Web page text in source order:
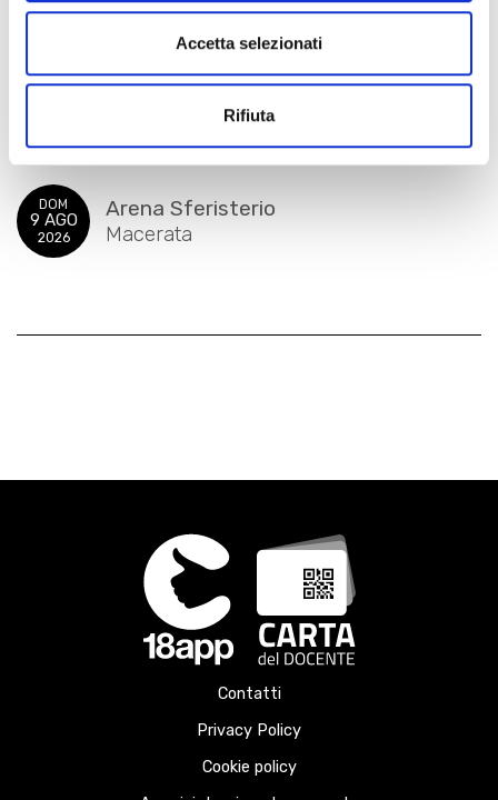
Accetta selezionati
Rifiuta
DOM
9 AGO
2026
Arena Sferisterio
Macerata
Contatti
Privacy Policy
Cookie policy